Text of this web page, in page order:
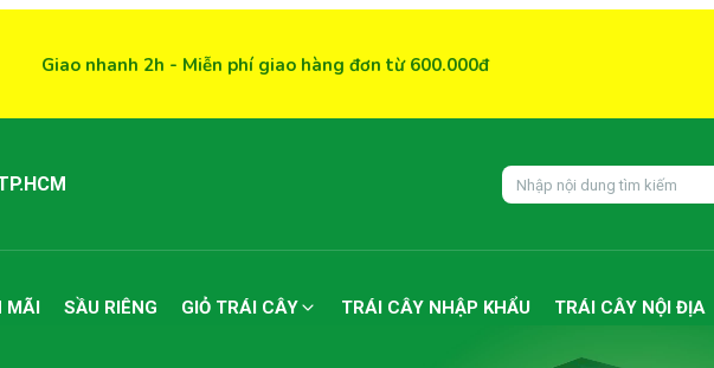
Giao nhanh 2h - Miễn phí giao hàng đơn từ 600.000đ
MÃI SẦU RIÊNG GIỎ TRÁI CÂY TRÁI CÂY NHẬP KHẨU TRÁI CÂY NỘI ĐỊA